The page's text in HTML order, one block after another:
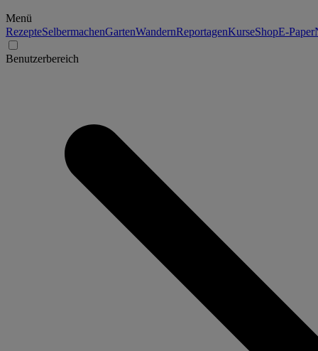
Menü
RezepteSelbermachenGartenWandernReportagenKurseShopE-Paper
Benutzerbereich